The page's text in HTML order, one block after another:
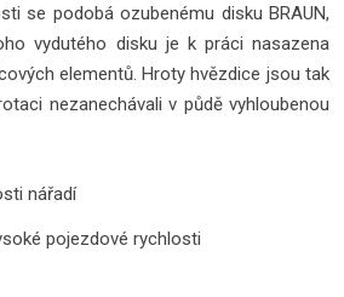
se podobá ozubenému disku BRAUN,
vydutého disku je k práci nasazena
elementů. Hroty hvězdice jsou tak
nezanechávali v půdě vyhloubenou
nářadí
pojezdové rychlosti